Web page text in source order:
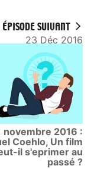
ÉPISODE SUIVANT
23 Déc 2016
novembre 2016 :
Coehlo, Un film
il s'eprimer au
passé ?